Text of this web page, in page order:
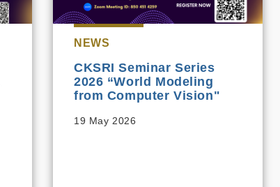
NEWS
CKSRI Seminar Series
2026 “World Modeling
from Computer Vision"
19 May 2026